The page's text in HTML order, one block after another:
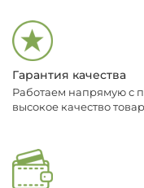
Гарантия качества
Работаем напрямую с
высокое качество